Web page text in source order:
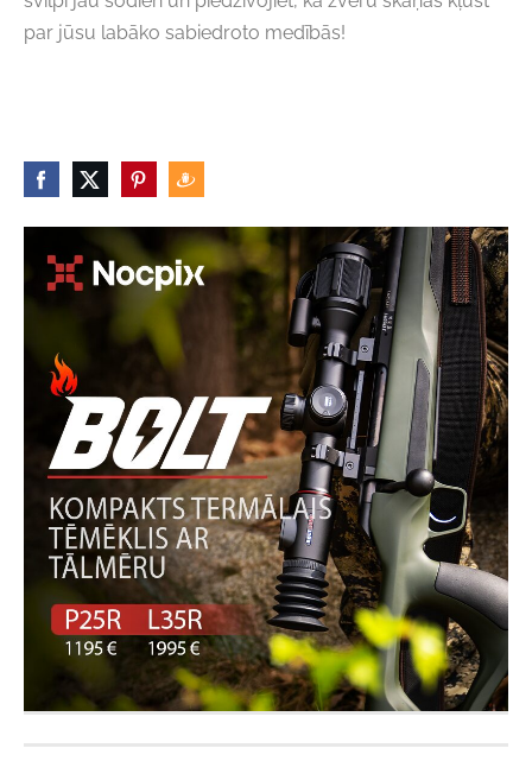
par jūsu labāko sabiedroto medībās!